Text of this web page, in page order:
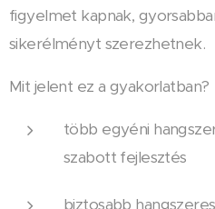
figyelmet kapnak,
sikerélményt szerezhetnek.
Mit jelent ez a gyakorlatban?
több egyéni
szabott fejlesztés
biztosabb